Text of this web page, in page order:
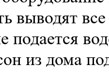
выводят
подается
из дома